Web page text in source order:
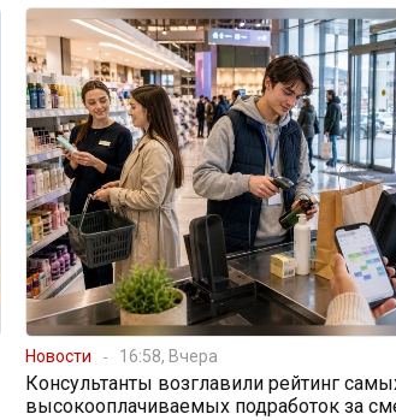
Новости 16:58, Вчера
Консультанты возглавили рейтинг
высокооплачиваемых подработок за